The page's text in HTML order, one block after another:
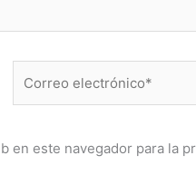
electrónico*
en este navegador para la